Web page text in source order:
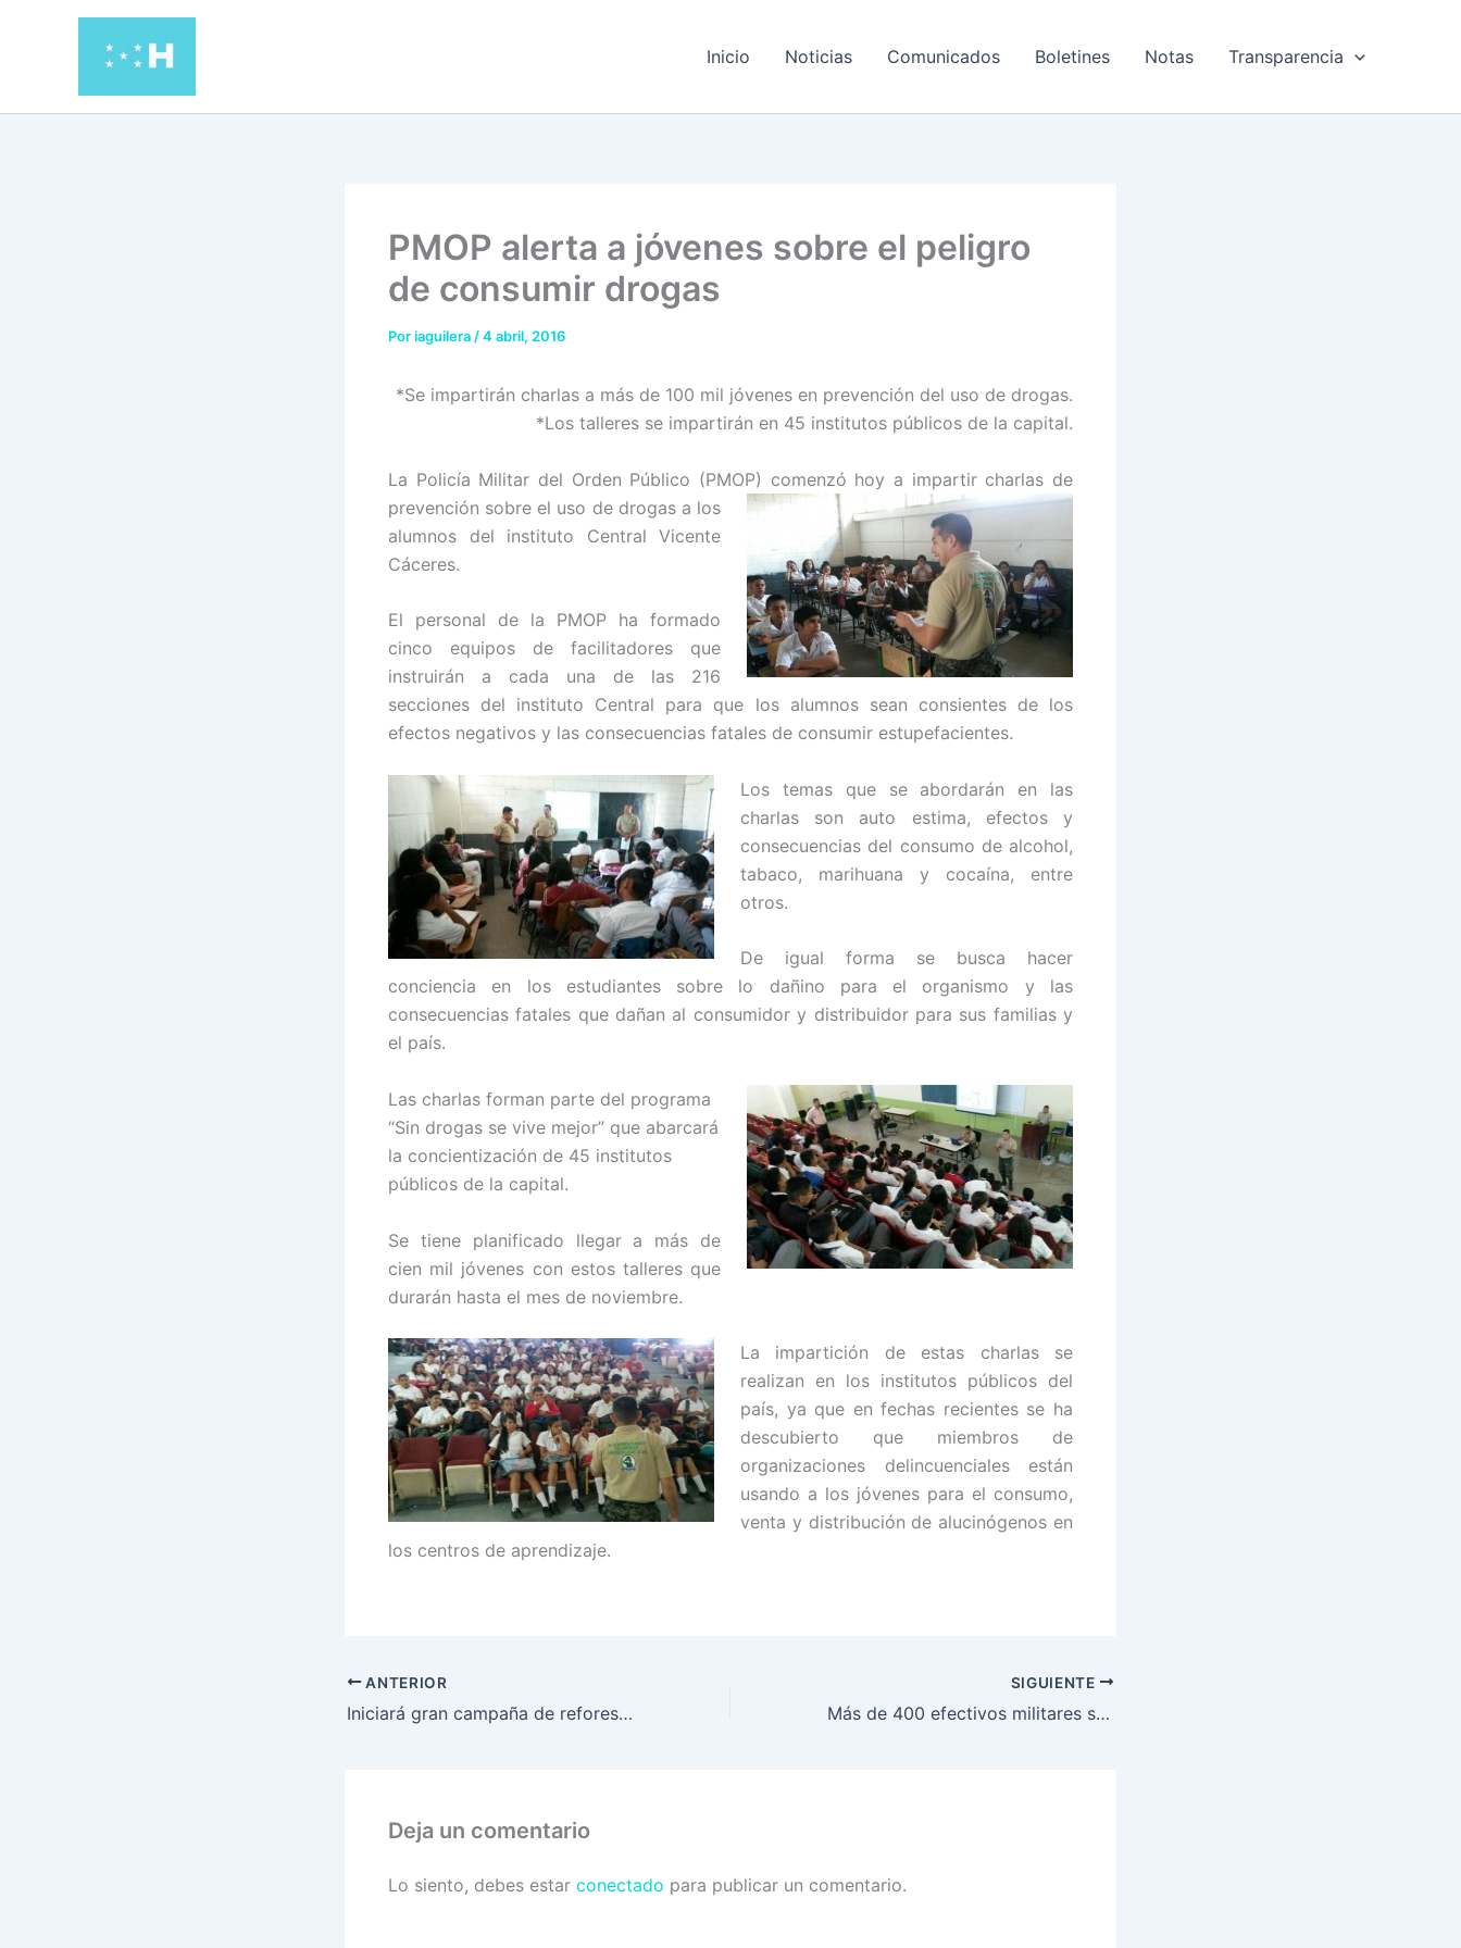
Inicio Noticias Comunicados Boletines Notas Transparencia
PMOP alerta a jóvenes sobre el peligro
de consumir drogas
Poriaguilera /4 abril, 2016
*Se impartirán charlas a más de 100 mil jóvenes en prevención del uso de drogas.
*Los talleres se impartirán en 45 institutos públicos de la capital.
La Policía Militar del Orden Público (PMOP) comenzó hoy a impartir charlas de
prevención sobre el uso de drogas a los
alumnos del instituto Central Vicente
Cáceres.
El personal de la PMOP ha formado
cinco equipos de facilitadores que
instruirán a cada una de las 216
secciones del instituto Central para que los alumnos sean consientes de los
efectos negativos y las consecuencias fatales de consumir estupefacientes.
Los temas que se abordarán en las
charlas son auto estima, efectos y
consecuencias del consumo de alcohol,
tabaco, marihuana y cocaína, entre
otros.
De igual forma se busca hacer
conciencia en los estudiantes sobre lo dañino para el organismo y las
consecuencias fatales que dañan al consumidor y distribuidor para sus familias y
el país.
Las charlas forman parte del programa
“Sin drogas se vive mejor” que abarcará
la concientización de 45 institutos
públicos de la capital.
Se tiene planificado llegar a más de
cien mil jóvenes con estos talleres que
durarán hasta el mes de noviembre.
La impartición de estas charlas se
realizan en los institutos públicos del
país, ya que en fechas recientes se ha
descubierto que miembros de
organizaciones delincuenciales están
usando a los jóvenes para el consumo,
venta y distribución de alucinógenos en
los centros de aprendizaje.
ANTERIOR
Iniciará gran campaña de reforestación en el Parque Nacional Jeannette Kawas
SIGUIENTE
Más de 400 efectivos militares son formados en planes de acción y Derechos Humanos
Deja un comentario
Lo siento, debes estar conectado para publicar un comentario.